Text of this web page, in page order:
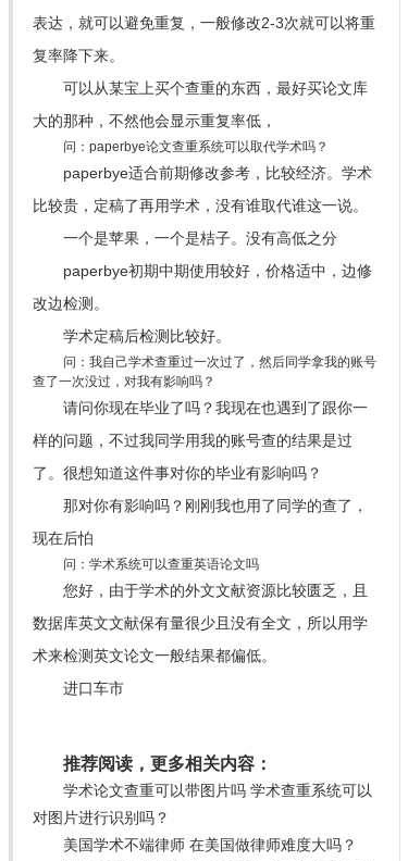
表达，就可以避免重复，一般修改2-3次就可以将重
复率降下来。
可以从某宝上买个查重的东西，最好买论文库
大的那种，不然他会显示重复率低，
问：paperbye论文查重系统可以取代学术吗？
paperbye适合前期修改参考，比较经济。学术
比较贵，定稿了再用学术，没有谁取代谁这一说。
一个是苹果，一个是桔子。没有高低之分
paperbye初期中期使用较好，价格适中，边修
改边检测。
学术定稿后检测比较好。
问：我自己学术查重过一次过了，然后同学拿我的账号
查了一次没过，对我有影响吗？
请问你现在毕业了吗？我现在也遇到了跟你一
样的问题，不过我同学用我的账号查的结果是过
了。很想知道这件事对你的毕业有影响吗？
那对你有影响吗？刚刚我也用了同学的查了，
现在后怕
问：学术系统可以查重英语论文吗
您好，由于学术的外文文献资源比较匮乏，且
数据库英文文献保有量很少且没有全文，所以用学
术来检测英文论文一般结果都偏低。
进口车市
推荐阅读，更多相关内容：
学术论文查重可以带图片吗 学术查重系统可以
对图片进行识别吗？
美国学术不端律师 在美国做律师难度大吗？